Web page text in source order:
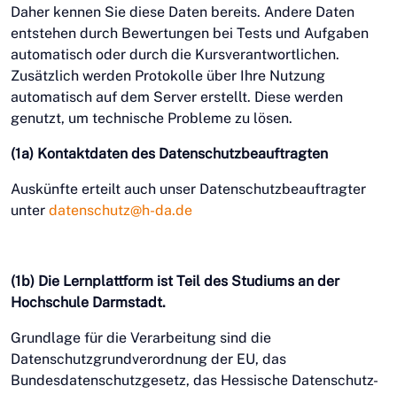
Daher kennen Sie diese Daten bereits. Andere Daten
entstehen durch Bewertungen bei Tests und Aufgaben
automatisch oder durch die Kursverantwortlichen.
Zusätzlich werden Protokolle über Ihre Nutzung
automatisch auf dem Server erstellt. Diese werden
genutzt, um technische Probleme zu lösen.
(1a) Kontaktdaten des Datenschutzbeauftragten
Auskünfte erteilt auch unser Datenschutzbeauftragter
unter datenschutz@h-da.de
(1b) Die Lernplattform ist Teil des Studiums an der
Hochschule Darmstadt.
Grundlage für die Verarbeitung sind die
Datenschutzgrundverordnung der EU, das
Bundesdatenschutzgesetz, das Hessische Datenschutz-